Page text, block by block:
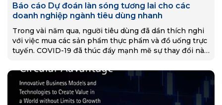
Báo cáo Dự đoán làn sóng tương lai cho các
doanh nghiệp ngành tiêu dùng nhanh
Trong vài năm qua, người tiêu dùng đã dần thích nghi
với việc mua các sản phẩm thực phẩm và đồ uống trực
tuyến. COVID-19 đã thúc đẩy mạnh mẽ sự thay đổi này,
uống bán trực tiếp cho khách hàng. Với các đối tác,
quy trình, con người và công nghệ phù hợp, các
thương hiệu thực phẩm và đồ uống có thể tồn tại và
phát triển trong và sau đại dịch thế giới.